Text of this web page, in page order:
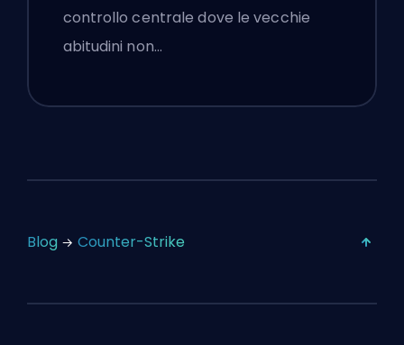
controllo centrale dove le vecchie
abitudini non…
Blog Counter-Strike